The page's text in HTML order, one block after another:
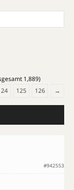
1,889)
125 126 →
#942553